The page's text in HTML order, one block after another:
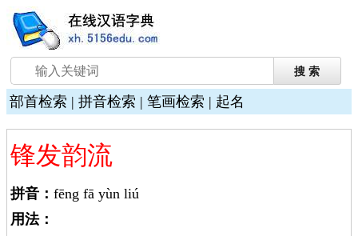
部首检索 | 拼音检索 | 笔画检索 | 起名
锋发韵流
拼音： fēng fā yùn liú
用法：